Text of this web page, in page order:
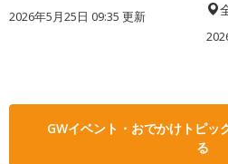
2026年5月25日 09:35 更新
GWイベント・おでかけトピッ
る